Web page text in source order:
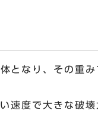
となり、その重み
速度で大きな破壊